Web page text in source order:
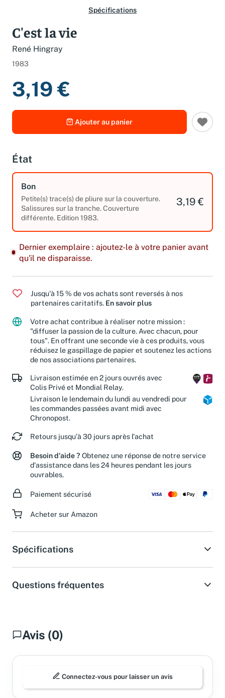
Spécifications
C'est la vie
René Hingray
1983
3,19 €
Ajouter au panier
État
Bon
Petite(s) trace(s) de pliure sur la couverture.
Salissures sur la tranche. Couverture
différente. Edition 1983.
3,19 €
Dernier exemplaire : ajoutez-le à votre panier avant
qu'il ne disparaisse.
Jusqu'à 15 % de vos achats sont reversés à nos
partenaires caritatifs. En savoir plus
Votre achat contribue à réaliser notre mission :
"diffuser la passion de la culture. Avec chacun, pour
tous". En offrant une seconde vie à ces produits, vous
réduisez le gaspillage de papier et soutenez les actions
de nos associations partenaires.
Livraison estimée en 2 jours ouvrés avec
Colis Privé et Mondial Relay.
Livraison le lendemain du lundi au vendredi pour
les commandes passées avant midi avec
Chronopost.
Retours jusqu'à 30 jours après l'achat
Besoin d'aide ? Obtenez une réponse de notre service
d'assistance dans les 24 heures pendant les jours
ouvrables.
Paiement sécurisé
Acheter sur Amazon
Spécifications
Questions fréquentes
Avis (0)
Connectez-vous pour laisser un avis